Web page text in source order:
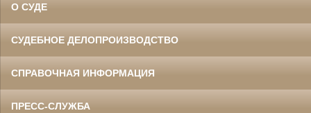
О СУДЕ
СУДЕБНОЕ ДЕЛОПРОИЗВОДСТВО
СПРАВОЧНАЯ ИНФОРМАЦИЯ
ПРЕСС-СЛУЖБА